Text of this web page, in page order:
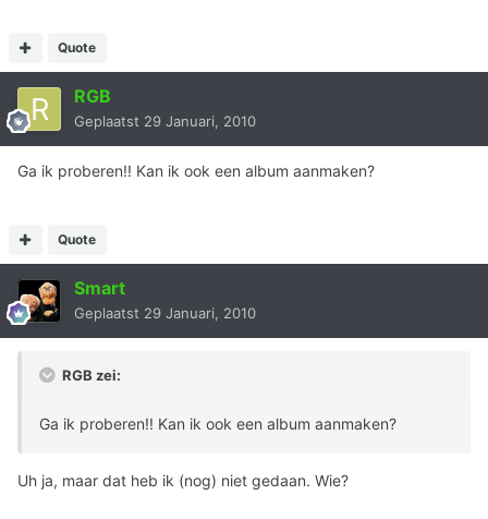
Quote
RGB
Geplaatst 29 Januari, 2010
Ga ik proberen!! Kan ik ook een album aanmaken?
Quote
Smart
Geplaatst 29 Januari, 2010
RGB zei:
Ga ik proberen!! Kan ik ook een album aanmaken?
Uh ja, maar dat heb ik (nog) niet gedaan. Wie?